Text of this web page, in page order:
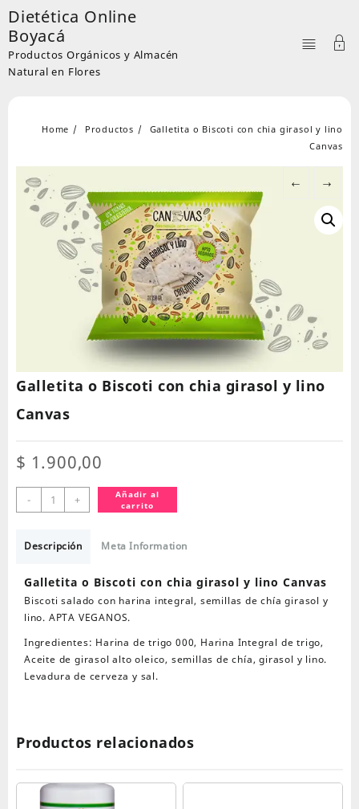
Skip
to
content
Dietética Online
Boyacá
Productos Orgánicos y Almacén
Natural en Flores
Home Productos
Galletita o Biscoti con chia girasol y lino
Canvas
← →
Galletita o Biscoti con chia girasol y lino
Canvas
$ 1.900,00
-
Galletita
o
con
girasol
y
lino
cantidad
+
Añadir al
carrito
Descripción Meta Information
Galletita o Biscoti con chia girasol y lino Canvas
Biscoti salado con harina integral, semillas de chía girasol y
lino. APTA VEGANOS.
Ingredientes: Harina de trigo 000, Harina Integral de trigo,
Aceite de girasol alto oleico, semillas de chía, girasol y lino.
Levadura de cerveza y sal.
Productos relacionados